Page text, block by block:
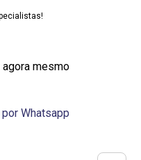
mesmo
Whatsapp